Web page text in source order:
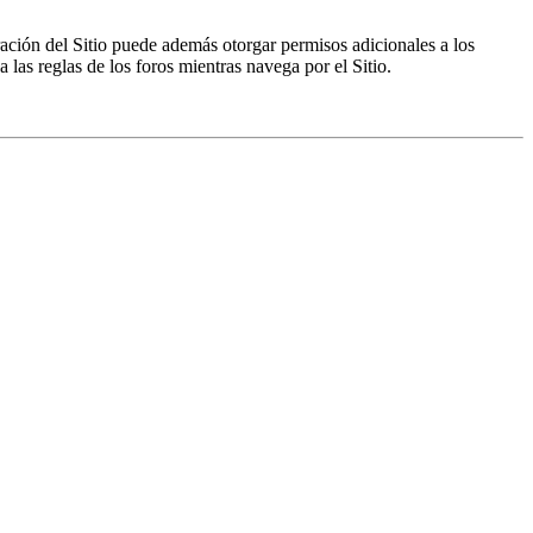
del Sitio puede además otorgar permisos adicionales a los
las reglas de los foros mientras navega por el Sitio.